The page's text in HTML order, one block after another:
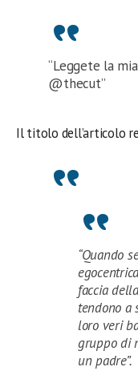
“Leggete la
@thecut”
Il titolo dell’articolo
“Quando
faccia
tendono a
loro veri
gruppo di
un padre”.